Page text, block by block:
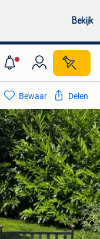
Bekijk
Bewaar Delen